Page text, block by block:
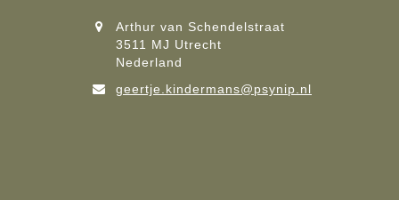
Arthur van Schendelstraat
3511 MJ Utrecht
Nederland
geertje.kindermans@psynip.nl